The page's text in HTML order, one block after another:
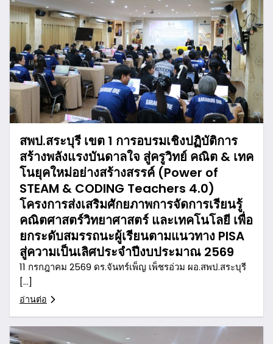
สพป.สระบุรี เขต 1 การอบรมเชิงปฏิบัติการ
สร้างพลังแรงบันดาลใจ สู่ครูวิทย์ คณิต & เทค
โนยุคใหม่อย่างสร้างสรรค์ (Power of
STEAM & CODING Teachers 4.0)
โครงการส่งเสริมศักยภาพการจัดการเรียนรู้
คณิตศาสตร์วิทยาศาสตร์ และเทคโนโลยี เพื่อ
ยกระดับสมรรถนะผู้เรียนตามแนวทาง PISA
สู่ความเป็นเลิศประจำปีงบประมาณ 2569
11 กรกฎาคม 2569 ดร.จันทร์เพ็ญ เพ็ชรอ่วม ผอ.สพป.สระบุรี
[…]
อ่านต่อ